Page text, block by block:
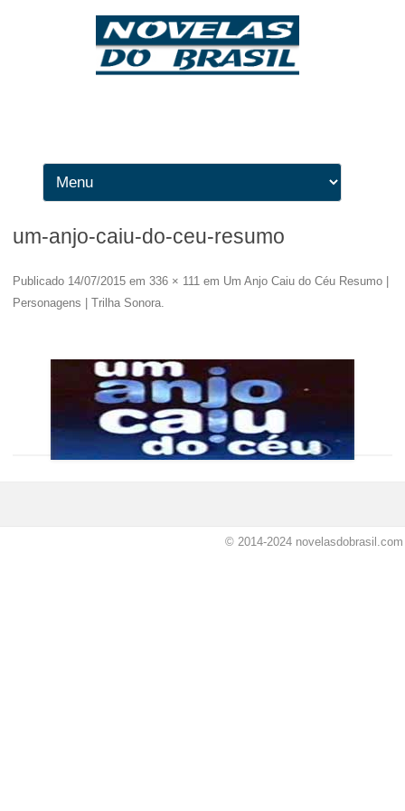
um-anjo-caiu-do-ceu-resumo
Publicado 14/07/2015 em 336 × 111 em Um Anjo Caiu do Céu Resumo |
Personagens | Trilha Sonora.
© 2014-2024 novelasdobrasil.com